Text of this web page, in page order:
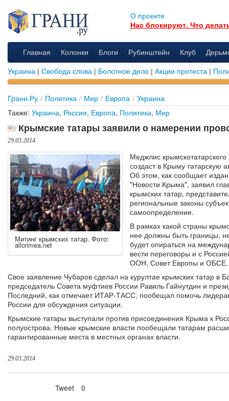
О проекте
Нас блокируют. Что
Главная Колонки Блоги Рубинштейн Клуб
Украина | Свобода слова | Болотное дело | Акции протеста |
Грани.Ру / Политика / Мир / Европа / Украина
Также: Украина, Россия, Европа, Политика, Мир
Крымские татары заявили о намерении
29.03.2014
Митинг крымских татар. Фото:
allcrimea.net
Меджлис
создаст в Крыму татарскую
Об этом, как сообщает
"Новости Крыма", заявил
крымских татар,
региональные законы
самоопределение.
В рамках какой страны
нее должны быть границы,
будет опираться на
вести переговоры и с
ООН, Совет Европы и ОБСЕ.
Свое заявление Чубаров сделал на курултае крымских татар в
председатель Совета муфтиев России Равиль Гайнутдин и
Последний, как отмечает ИТАР-ТАСС, пообещал помочь
России для обсуждения ситуации.
Крымские татары выступали против присоединения Крыма к
полуострова. Новые крымские власти пообещали татарам
гарантированные места в местных органах власти.
29.03.2014
Tweet
0